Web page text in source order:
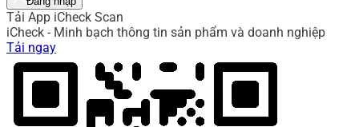
Tải App iCheck Scan
iCheck - Minh bạch thông tin sản phẩm và doanh nghiệp
Tải ngay